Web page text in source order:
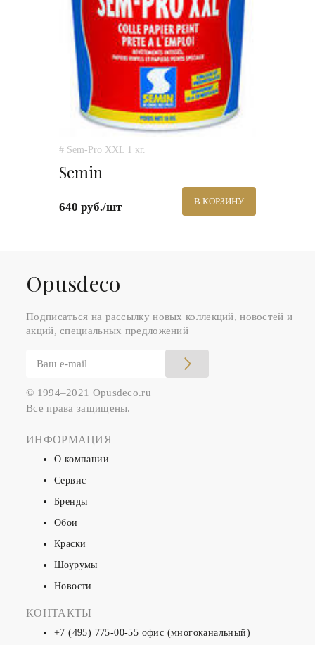
# Sem-Pro XXL 1 кг.
Semin
640 руб./шт В КОРЗИНУ
Оpusdeco
Подписаться на рассылку новых коллекций, новостей и
акций, специальных предложений
© 1994–2021 Opusdeco.ru
Все права защищены.
ИНФОРМАЦИЯ
О компании
Сервис
Бренды
Обои
Краски
Шоурумы
Новости
КОНТАКТЫ
+7 (495) 775-00-55 офис (многоканальный)